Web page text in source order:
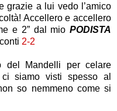
grazie a lui vedo l’amico
Accellero e accellero
e 2” dal mio PODISTA
2-2
del Mandelli per celare
ci siamo visti spesso al
so nemmeno come si